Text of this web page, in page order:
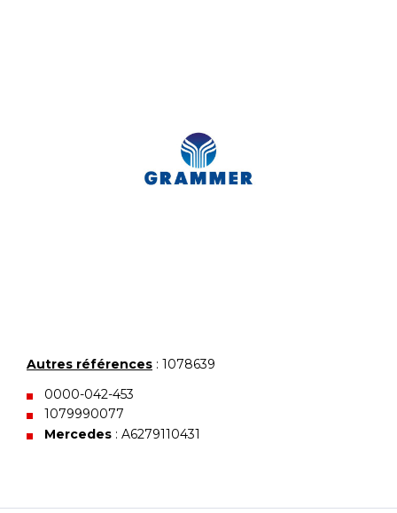
Autres références : 1078639
0000-042-453
1079990077
Mercedes : A6279110431